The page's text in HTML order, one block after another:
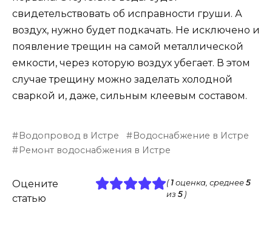
свидетельствовать об исправности груши. А
воздух, нужно будет подкачать. Не исключено и
появление трещин на самой металлической
емкости, через которую воздух убегает. В этом
случае трещину можно заделать холодной
сваркой и, даже, сильным клеевым составом.
Водопровод в Истре
Водоснабжение в Истре
Ремонт водоснабжения в Истре
Оцените
статью
( 1оценка, среднее 5
из 5)